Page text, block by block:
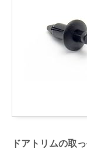
ドアトリムの取